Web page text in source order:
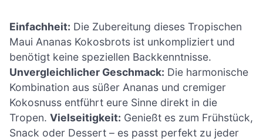
Einfachheit: Die Zubereitung dieses Tropischen
Maui Ananas Kokosbrots ist unkompliziert und
benötigt keine speziellen Backkenntnisse.
Unvergleichlicher Geschmack: Die harmonische
Kombination aus süßer Ananas und cremiger
Kokosnuss entführt eure Sinne direkt in die
Tropen. Vielseitigkeit: Genießt es zum Frühstück,
Snack oder Dessert – es passt perfekt zu jeder